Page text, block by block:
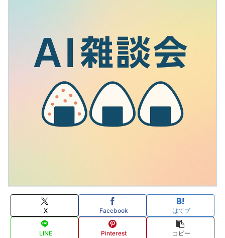
X Facebook はてブ
LINE Pinterest コピー